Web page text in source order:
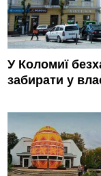
У Коломиї
забирати у